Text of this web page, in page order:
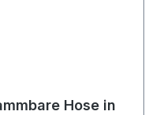
Hose in